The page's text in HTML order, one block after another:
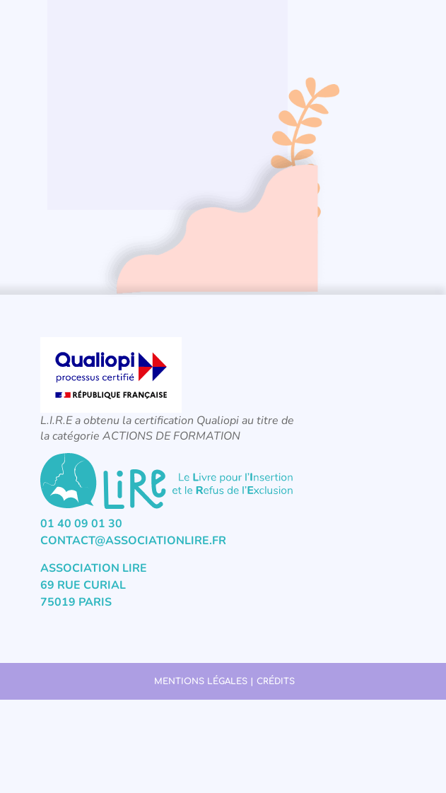
L.I.R.E a obtenu la certification Qualiopi au titre de
la catégorie ACTIONS DE FORMATION
01 40 09 01 30
CONTACT@ASSOCIATIONLIRE.FR
ASSOCIATION LIRE
69 RUE CURIAL
75019 PARIS
MENTIONS LÉGALES | CRÉDITS